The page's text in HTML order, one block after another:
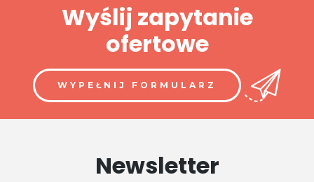
Wyślij zapytanie
ofertowe
WYPEŁNIJ FORMULARZ
Newsletter